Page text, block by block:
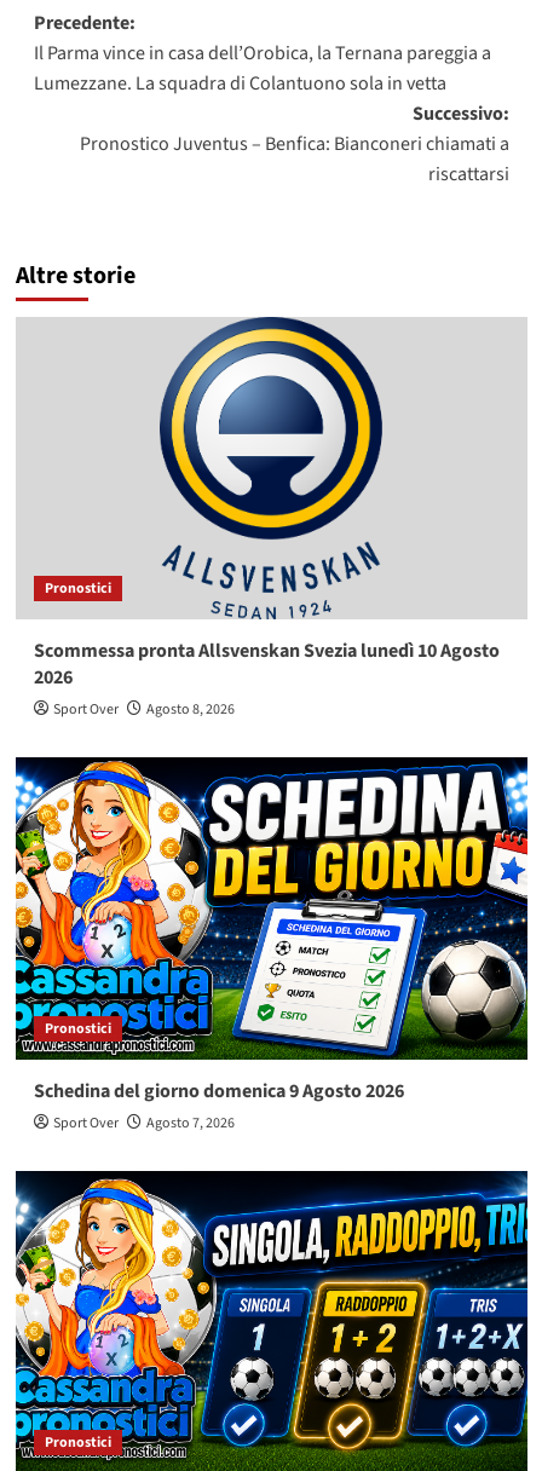
Navigazione
articolo
Precedente:
Il Parma vince in casa dell’Orobica, la Ternana pareggia a
Lumezzane. La squadra di Colantuono sola in vetta
Successivo:
Pronostico Juventus – Benfica: Bianconeri chiamati a
riscattarsi
Altre storie
Pronostici
Scommessa pronta Allsvenskan Svezia lunedì 10 Agosto
2026
Sport Over Agosto 8, 2026
Pronostici
Schedina del giorno domenica 9 Agosto 2026
Sport Over Agosto 7, 2026
Pronostici